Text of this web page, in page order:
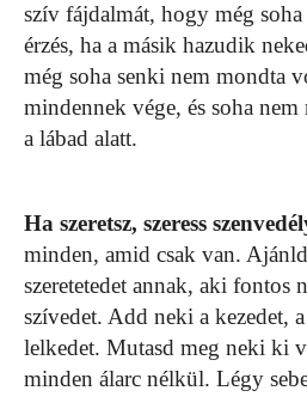
szív fájdalmát, hogy még
érzés, ha a másik hazudik
még soha senki nem mondta
mindennek vége, és soha
a lábad alatt.
Ha szeretsz, szeress
minden, amid csak van.
szeretetedet annak, aki fontos
szívedet. Add neki a kezedet,
lelkedet. Mutasd meg neki ki
minden álarc nélkül. Légy